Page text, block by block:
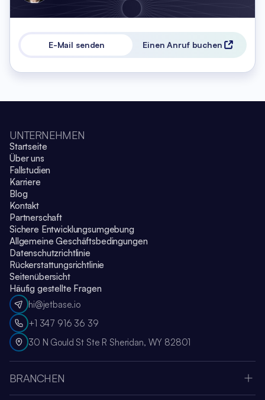
E-Mail senden Einen Anruf buchen
UNTERNEHMEN
Startseite
Über uns
Fallstudien
Karriere
Blog
Kontakt
Partnerschaft
Sichere Entwicklungsumgebung
Allgemeine Geschäftsbedingungen
Datenschutzrichtlinie
Rückerstattungsrichtlinie
Seitenübersicht
Häufig gestellte Fragen
hi@jetbase.io
+1 347 916 36 39
30 N Gould St Ste R Sheridan, WY 82801
BRANCHEN